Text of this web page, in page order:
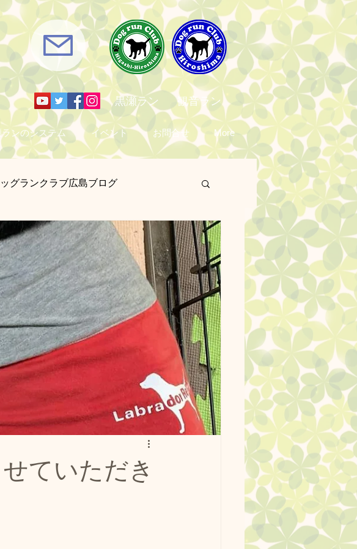
黒瀬ラン 観音ラン
ンのシステム イベント お問合せ More
ッグランクラブ広島ブログ
チョーカー販売 営業日 予定表
お知らせ ドッグラン使用例
ご連絡
緒に楽しめるワーク。 最新情報
広島‐観音
ル トップページ
ていただき